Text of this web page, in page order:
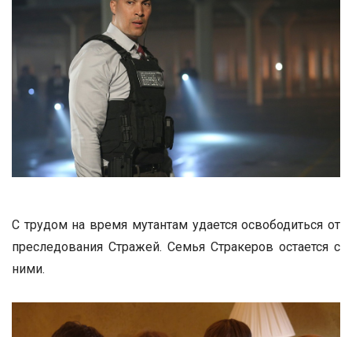
С трудом на время мутантам удается освободиться от
преследования Стражей. Семья Стракеров остается с
ними.